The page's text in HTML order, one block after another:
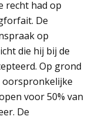
recht had op
De
op
die hij bij de
Op grond
oorspronkelijke
voor 50% van
De